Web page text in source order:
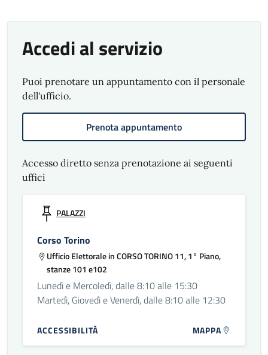
Accedi al servizio
Puoi prenotare un appuntamento con il personale
dell'ufficio.
Prenota appuntamento
Accesso diretto senza prenotazione ai seguenti
uffici
PALAZZI
Corso Torino
Ufficio Elettorale in CORSO TORINO 11, 1° Piano,
stanze 101 e102
Lunedì e Mercoledì, dalle 8:10 alle 15:30
Martedì, Giovedì e Venerdì, dalle 8:10 alle 12:30
ACCESSIBILITÀ MAPPA